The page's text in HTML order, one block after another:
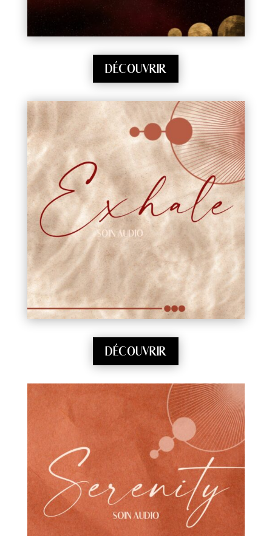
DÉCOUVRIR
DÉCOUVRIR